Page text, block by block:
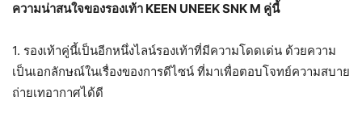
ความน่าสนใจของรองเท้า KEEN UNEEK SNK M คู่นี้
1. รองเท้าคู่นี้เป็นอีกหนึ่งไลน์รองเท้าที่มีความโดดเด่น ด้วยความ
เป็นเอกลักษณ์ในเรื่องของการดีไซน์ ที่มาเพื่อตอบโจทย์ความสบาย
ถ่ายเทอากาศได้ดี